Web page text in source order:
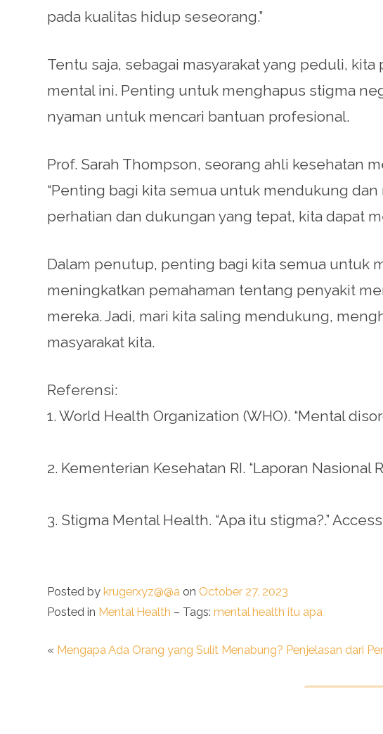
pada kualitas hidup seseorang.”
Tentu saja, sebagai masyarakat yang peduli,
mental ini. Penting untuk menghapus stigma
nyaman untuk mencari bantuan profesional.
Prof. Sarah Thompson, seorang ahli kesehatan
“Penting bagi kita semua untuk mendukung
perhatian dan dukungan yang tepat, kita dapat
Dalam penutup, penting bagi kita semua untuk
meningkatkan pemahaman tentang penyakit
mereka. Jadi, mari kita saling mendukung,
masyarakat kita.
Referensi:
1. World Health Organization (WHO). “Mental
2. Kementerian Kesehatan RI. “Laporan Nasional
3. Stigma Mental Health. “Apa itu stigma?.”
Posted bykrugerxyz@@a on October 27, 2023
Posted in Mental Health – Tags:mental health itu apa
« Mengapa Ada Orang yang Sulit Menabung? Penjelasan dari